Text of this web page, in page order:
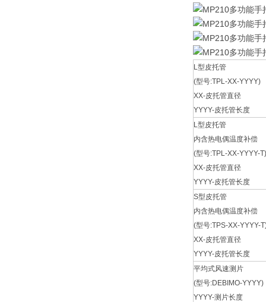
L型皮托管
(型号:TPL-XX-YYYY)
XX-皮托管直径
YYYY-皮托管长度
L型皮托管
内含热电偶温度补偿
(型号:TPL-XX-YYYY-T)
XX-皮托管直径
YYYY-皮托管长度
S型皮托管
内含热电偶温度补偿
(型号:TPS-XX-YYYY-
XX-皮托管直径
YYYY-皮托管长度
平均式风速测片
(型号:DEBIMO-YYYY)
YYYY-测片长度